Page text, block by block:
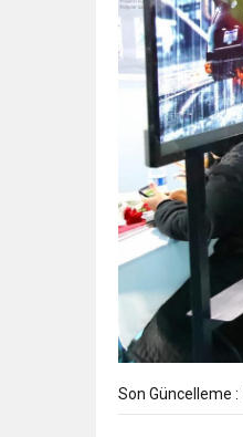
Son Güncelleme :